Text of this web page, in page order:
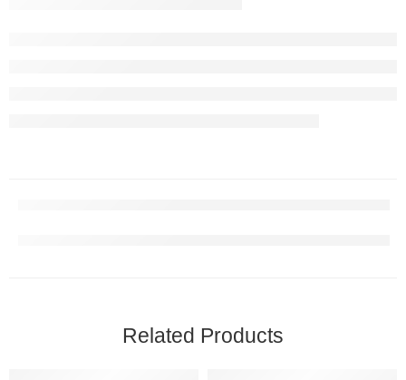
Related Products